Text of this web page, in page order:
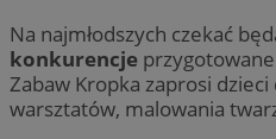
Na najmłodszych czekać
konkurencje
Zabaw Kropka zaprosi
warsztatów, malowania